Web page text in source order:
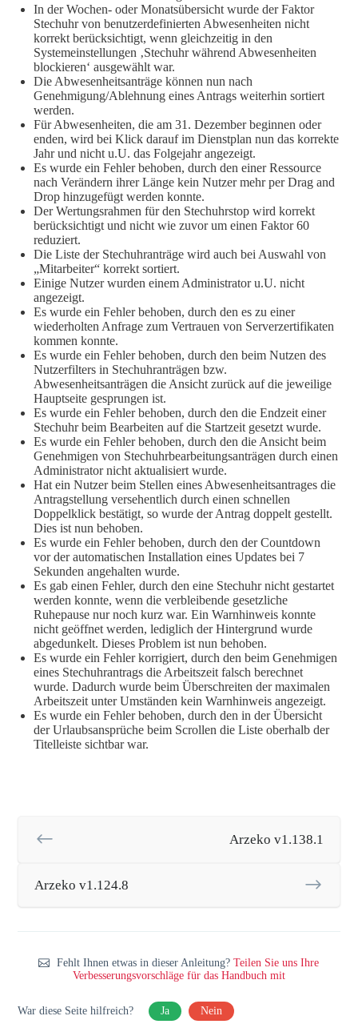
In der Wochen- oder Monatsübersicht wurde der Faktor
Stechuhr von benutzerdefinierten Abwesenheiten nicht
korrekt berücksichtigt, wenn gleichzeitig in den
Systemeinstellungen ‚Stechuhr während Abwesenheiten
blockieren‘ ausgewählt war.
Die Abwesenheitsanträge können nun nach
Genehmigung/Ablehnung eines Antrags weiterhin sortiert
werden.
Für Abwesenheiten, die am 31. Dezember beginnen oder
enden, wird bei Klick darauf im Dienstplan nun das korrekte
Jahr und nicht u.U. das Folgejahr angezeigt.
Es wurde ein Fehler behoben, durch den einer Ressource
nach Verändern ihrer Länge kein Nutzer mehr per Drag and
Drop hinzugefügt werden konnte.
Der Wertungsrahmen für den Stechuhrstop wird korrekt
berücksichtigt und nicht wie zuvor um einen Faktor 60
reduziert.
Die Liste der Stechuhranträge wird auch bei Auswahl von
„Mitarbeiter“ korrekt sortiert.
Einige Nutzer wurden einem Administrator u.U. nicht
angezeigt.
Es wurde ein Fehler behoben, durch den es zu einer
wiederholten Anfrage zum Vertrauen von Serverzertifikaten
kommen konnte.
Es wurde ein Fehler behoben, durch den beim Nutzen des
Nutzerfilters in Stechuhranträgen bzw.
Abwesenheitsanträgen die Ansicht zurück auf die jeweilige
Hauptseite gesprungen ist.
Es wurde ein Fehler behoben, durch den die Endzeit einer
Stechuhr beim Bearbeiten auf die Startzeit gesetzt wurde.
Es wurde ein Fehler behoben, durch den die Ansicht beim
Genehmigen von Stechuhrbearbeitungsanträgen durch einen
Administrator nicht aktualisiert wurde.
Hat ein Nutzer beim Stellen eines Abwesenheitsantrages die
Antragstellung versehentlich durch einen schnellen
Doppelklick bestätigt, so wurde der Antrag doppelt gestellt.
Dies ist nun behoben.
Es wurde ein Fehler behoben, durch den der Countdown
vor der automatischen Installation eines Updates bei 7
Sekunden angehalten wurde.
Es gab einen Fehler, durch den eine Stechuhr nicht gestartet
werden konnte, wenn die verbleibende gesetzliche
Ruhepause nur noch kurz war. Ein Warnhinweis konnte
nicht geöffnet werden, lediglich der Hintergrund wurde
abgedunkelt. Dieses Problem ist nun behoben.
Es wurde ein Fehler korrigiert, durch den beim Genehmigen
eines Stechuhrantrags die Arbeitszeit falsch berechnet
wurde. Dadurch wurde beim Überschreiten der maximalen
Arbeitszeit unter Umständen kein Warnhinweis angezeigt.
Es wurde ein Fehler behoben, durch den in der Übersicht
der Urlaubsansprüche beim Scrollen die Liste oberhalb der
Titelleiste sichtbar war.
Arzeko v1.138.1
Arzeko v1.124.8
Fehlt Ihnen etwas in dieser Anleitung?Teilen Sie uns Ihre
Verbesserungsvorschläge für das Handbuch mit
War diese Seite hilfreich? Ja Nein